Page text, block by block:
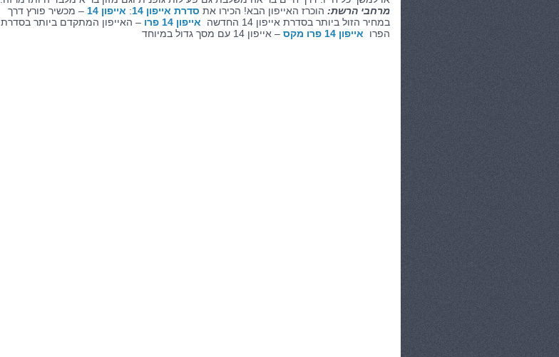
מרחבי הרשת: הוכרז האייפון הבא! הכירו את סדרת אייפון 14 : אייפון 14
– מכשיר פורץ דרך
במחיר הזול ביותר בסדרת אייפון 14 החדשה
אייפון 14 פרו
– האייפון המתקדם ביותר בסדרת
הפרו
אייפון 14 פרו מקס – אייפון 14 עם מסך גדול במיוחד